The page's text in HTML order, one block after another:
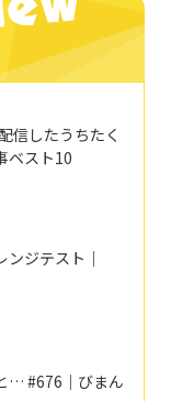
信したうちたく
ベスト10
ジテスト｜
… #676｜びまん